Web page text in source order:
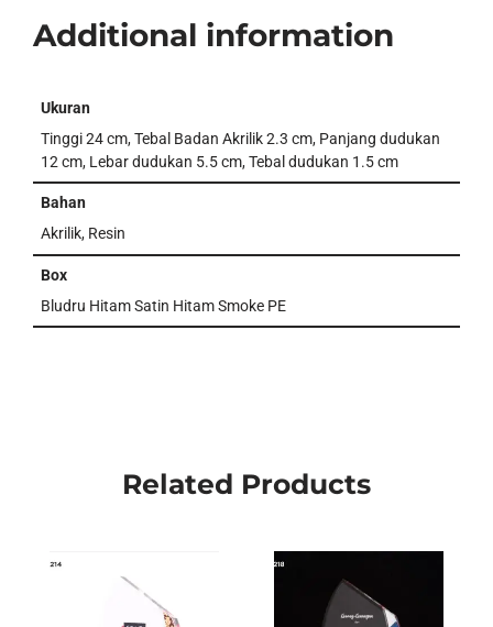
Additional information
Ukuran
Tinggi 24 cm, Tebal Badan Akrilik 2.3 cm, Panjang dudukan
12 cm, Lebar dudukan 5.5 cm, Tebal dudukan 1.5 cm
Bahan
Akrilik, Resin
Box
Bludru Hitam Satin Hitam Smoke PE
Related Products